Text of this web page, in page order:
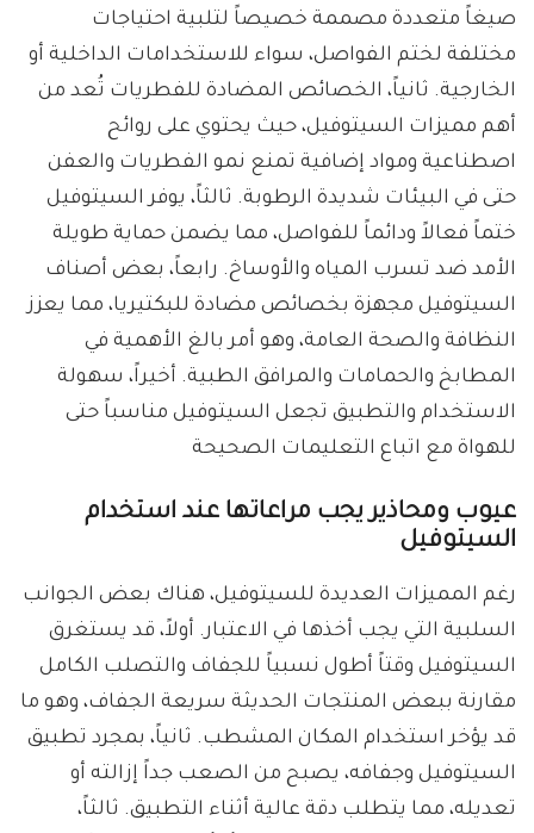
صيغاً متعددة مصممة خصيصاً لتلبية احتياجات
مختلفة لختم الفواصل، سواء للاستخدامات الداخلية أو
الخارجية. ثانياً، الخصائص المضادة للفطريات تُعد من
أهم مميزات السيتوفيل، حيث يحتوي على روائح
اصطناعية ومواد إضافية تمنع نمو الفطريات والعفن
حتى في البيئات شديدة الرطوبة. ثالثاً، يوفر السيتوفيل
ختماً فعالاً ودائماً للفواصل، مما يضمن حماية طويلة
الأمد ضد تسرب المياه والأوساخ. رابعاً، بعض أصناف
السيتوفيل مجهزة بخصائص مضادة للبكتيريا، مما يعزز
النظافة والصحة العامة، وهو أمر بالغ الأهمية في
المطابخ والحمامات والمرافق الطبية. أخيراً، سهولة
الاستخدام والتطبيق تجعل السيتوفيل مناسباً حتى
للهواة مع اتباع التعليمات الصحيحة
عيوب ومحاذير يجب مراعاتها عند استخدام
السيتوفيل
رغم المميزات العديدة للسيتوفيل، هناك بعض الجوانب
السلبية التي يجب أخذها في الاعتبار. أولاً، قد يستغرق
السيتوفيل وقتاً أطول نسبياً للجفاف والتصلب الكامل
مقارنة ببعض المنتجات الحديثة سريعة الجفاف، وهو ما
قد يؤخر استخدام المكان المشطب. ثانياً، بمجرد تطبيق
السيتوفيل وجفافه، يصبح من الصعب جداً إزالته أو
تعديله، مما يتطلب دقة عالية أثناء التطبيق. ثالثاً،